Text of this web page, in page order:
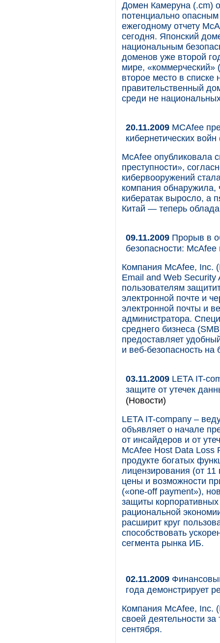
Домен Камеруна (.cm)
потенциально
ежегодному отчету
сегодня. Японский
национальным
доменов уже второй
мире, «коммерческий»
второе место в
правительственный
среди не
20.11.2009 MCAfee
кибернетических войн
McAfee опубликовала
преступности»,
кибервооружений
компания обнаружила,
кибератак выросло, а
Китай — теперь
09.11.2009 Прорыв в
безопасности:
Компания McAfee, Inc.
Email and Web Security
пользователям
электронной почте и
электронной почты и
администратора.
среднего бизнеса
предоставляет
и веб-безопасность на
03.11.2009 LETA IT-
защите от утечек
(Новости)
LETA IT-company –
объявляет о начале
от инсайдеров и от
McAfee Host Data Loss
продукте богатых
лицензирования (от 11
цены и возможности
(«one-off payment»),
защиты
рациональной
расширит круг
способствовать
сегмента рынка ИБ.
02.11.2009
года демонстрирует
Компания McAfee, Inc.
своей деятельности
сентября.